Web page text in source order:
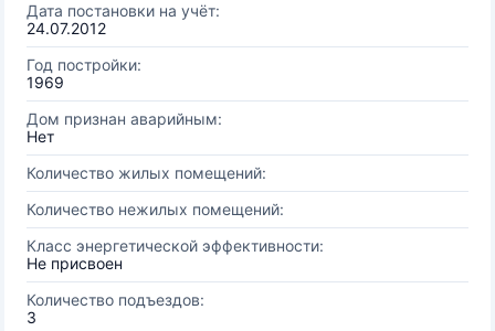
Дата постановки на учёт:
24.07.2012
Год постройки:
1969
Дом признан аварийным:
Нет
Количество жилых помещений:
Количество нежилых помещений:
Класс энергетической эффективности:
Не присвоен
Количество подъездов:
3